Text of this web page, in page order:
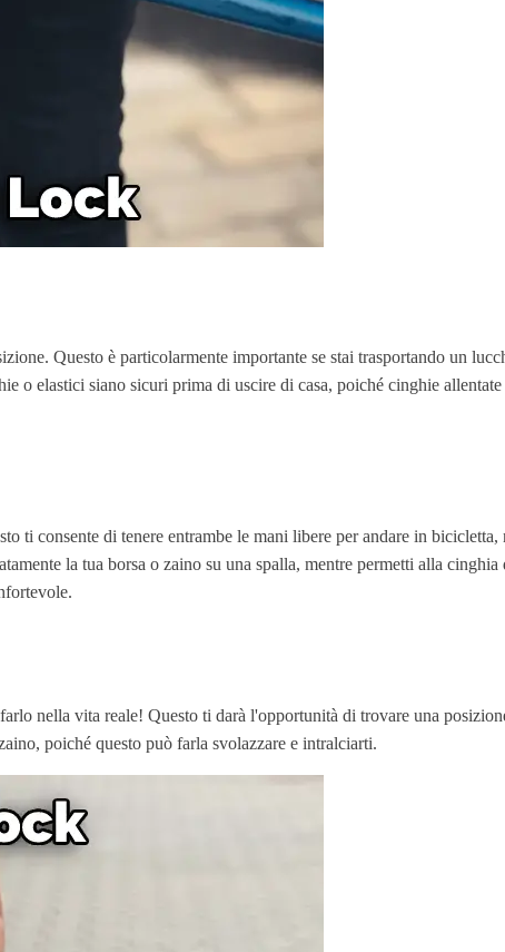
Questo è particolarmente importante se stai trasportando un
elastici siano sicuri prima di uscire di casa, poiché cinghie allentate
ti consente di tenere entrambe le mani libere per andare in
la tua borsa o zaino su una spalla, mentre permetti alla
nella vita reale! Questo ti darà l'opportunità di trovare una
poiché questo può farla svolazzare e intralciarti.